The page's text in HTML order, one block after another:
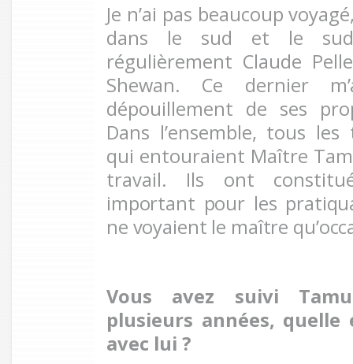
Je n’ai pas beaucoup
dans le sud et le sud-
régulièrement Claude
Shewan. Ce dernier
dépouillement de ses
Dans l’ensemble, tous
qui entouraient Maître
travail. Ils ont
important pour les
ne voyaient le maître
Vous avez suivi
plusieurs années,
avec lui ?